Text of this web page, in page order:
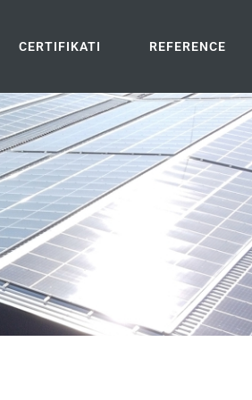
CERTIFIKATI REFERENCE